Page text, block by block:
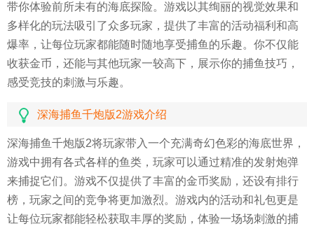
带你体验前所未有的海底探险。游戏以其绚丽的视觉效果和
多样化的玩法吸引了众多玩家，提供了丰富的活动福利和高
爆率，让每位玩家都能随时随地享受捕鱼的乐趣。你不仅能
收获金币，还能与其他玩家一较高下，展示你的捕鱼技巧，
感受竞技的刺激与乐趣。
深海捕鱼千炮版2游戏介绍
深海捕鱼千炮版2将玩家带入一个充满奇幻色彩的海底世界，
游戏中拥有各式各样的鱼类，玩家可以通过精准的发射炮弹
来捕捉它们。游戏不仅提供了丰富的金币奖励，还设有排行
榜，玩家之间的竞争将更加激烈。游戏内的活动和礼包更是
让每位玩家都能轻松获取丰厚的奖励，体验一场场刺激的捕